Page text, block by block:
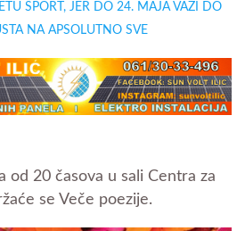
SPORT, JER DO 24. MAJA VAŽI DO
NA APSOLUTNO SVE
od 20 časova u sali Centra za
se Veče poezije.